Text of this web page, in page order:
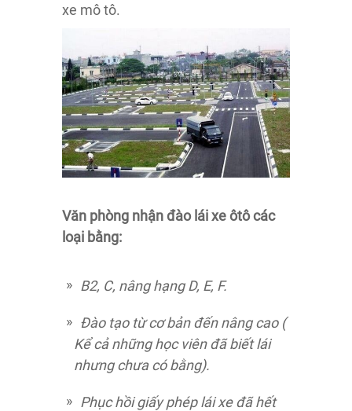
xe mô tô.
Văn phòng nhận đào lái xe ôtô các
loại bằng:
B2, C, nâng hạng D, E, F.
Đào tạo từ cơ bản đến nâng cao (
Kể cả những học viên đã biết lái
nhưng chưa có bằng).
Phục hồi giấy phép lái xe đã hết